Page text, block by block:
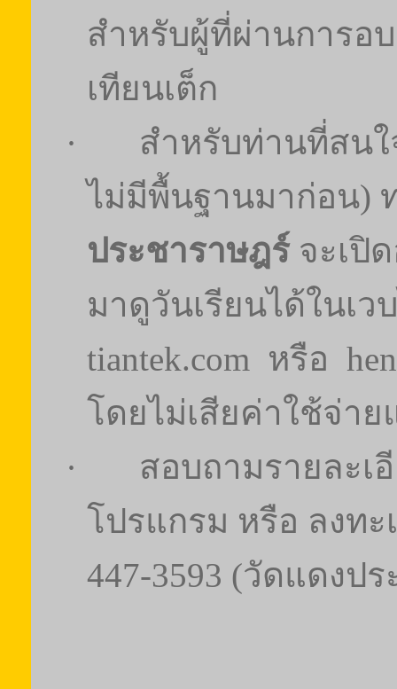
สำหรับผู้ที่ผ่านการอ
เทียนเต็ก
·
สำหรับท่านที่สน
ไม่มีพื้นฐานมาก่อน)
ประชาราษฎร์จะเปิ
มาดูวันเรียนได้ในเว
tiantek.com หรือ
โดยไม่เสียค่าใช้จ่าย
·
สอบถามรายละเ
โปรแกรม หรือ ลงทะ
447-3593 (วัดแดงป